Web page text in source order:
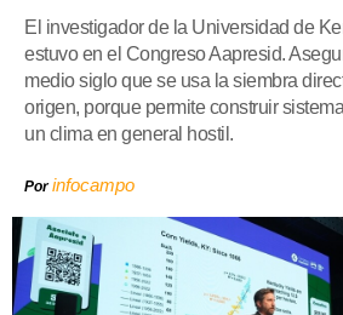
El investigador de la Universidad de
estuvo en el Congreso Aapresid.
medio siglo que se usa la siembra
origen, porque permite construir
un clima en general hostil.
Porinfocampo